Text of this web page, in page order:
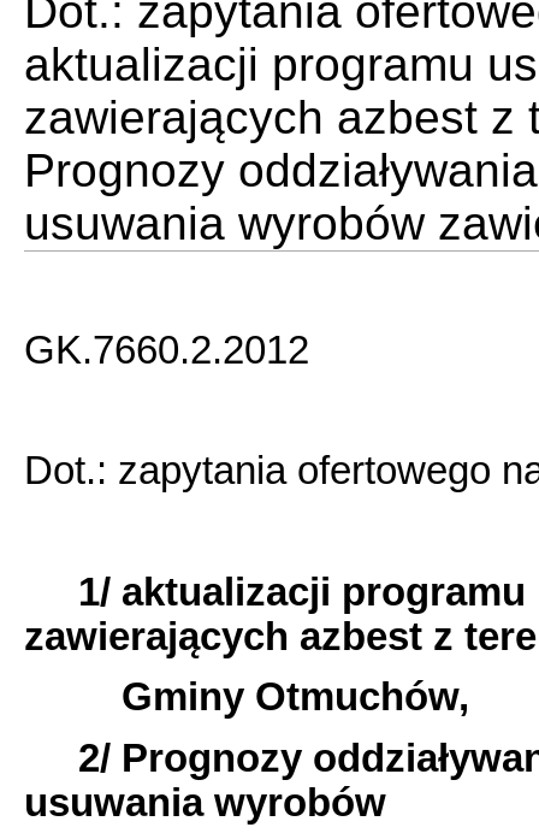
Dot.: zapytania
aktualizacji programu
zawierających azbest z
Prognozy
usuwania wyrobów
GK.7660.2.2012
Dot.: zapytania ofertowego
1/ aktualizacji programu
zawierających azbest z
Gminy Otmuchów,
2/ Prognozy
usuwania wyrobów